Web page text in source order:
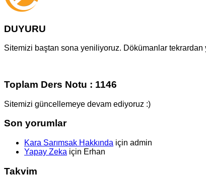
DUYURU
Sitemizi baştan sona yeniliyoruz. Dökümanlar tekrardan
Toplam Ders Notu : 1146
Sitemizi güncellemeye devam ediyoruz :)
Son yorumlar
Kara Sarımsak Hakkında için admin
Yapay Zeka için Erhan
Takvim